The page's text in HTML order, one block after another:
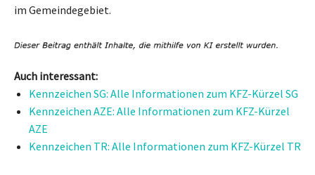
im Gemeindegebiet.
Auch interessant:
Kennzeichen SG: Alle Informationen zum KFZ-Kürzel SG
Kennzeichen AZE: Alle Informationen zum KFZ-Kürzel
AZE
Kennzeichen TR: Alle Informationen zum KFZ-Kürzel TR